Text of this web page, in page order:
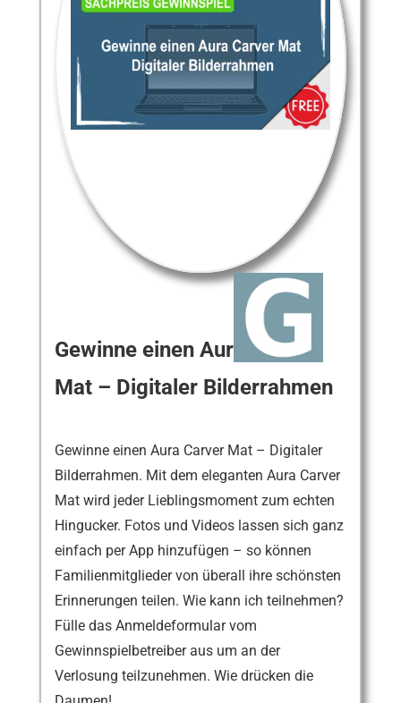
Gewinne einen Aura Carver
Mat – Digitaler Bilderrahmen
Gewinne einen Aura Carver Mat – Digitaler
Bilderrahmen. Mit dem eleganten Aura Carver
Mat wird jeder Lieblingsmoment zum echten
Hingucker. Fotos und Videos lassen sich ganz
einfach per App hinzufügen – so können
Familienmitglieder von überall ihre schönsten
Erinnerungen teilen. Wie kann ich teilnehmen?
Fülle das Anmeldeformular vom
Gewinnspielbetreiber aus um an der
Verlosung teilzunehmen. Wie drücken die